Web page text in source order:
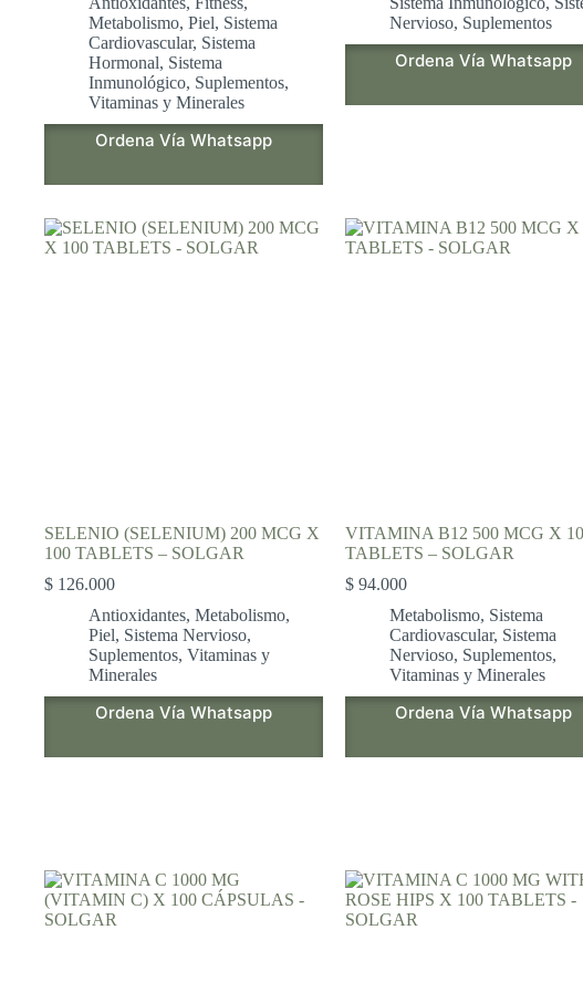
Metabolismo, Piel, Sistema
Cardiovascular, Sistema
Hormonal, Sistema
Inmunológico, Suplementos,
Vitaminas y Minerales
Ordena Vía Whatsapp
Nervioso, Suplementos
Ordena Vía Whatsapp
SELENIO (SELENIUM) 200 MCG X
100 TABLETS – SOLGAR
$ 126.000
Antioxidantes, Metabolismo,
Piel, Sistema Nervioso,
Suplementos, Vitaminas y
Minerales
Ordena Vía Whatsapp
VITAMINA B12 500 MCG X
TABLETS – SOLGAR
$94.000
Metabolismo, Sistema
Cardiovascular, Sistema
Nervioso, Suplementos,
Vitaminas y Minerales
Ordena Vía Whatsapp